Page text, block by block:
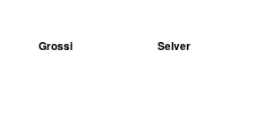
Grossi Selver